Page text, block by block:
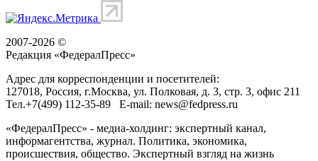
2007-2026 ©
Редакция «ФедералПресс»
Адрес для корреспонденции и посетителей:
127018, Россия, г.Москва, ул. Полковая, д. 3, стр. 3, офис 211
Тел.+7(499) 112-35-89 E-mail: news@fedpress.ru
«ФедералПресс» - медиа-холдинг: экспертный канал,
информагентства, журнал. Политика, экономика,
происшествия, общество. Экспертный взгляд на жизнь